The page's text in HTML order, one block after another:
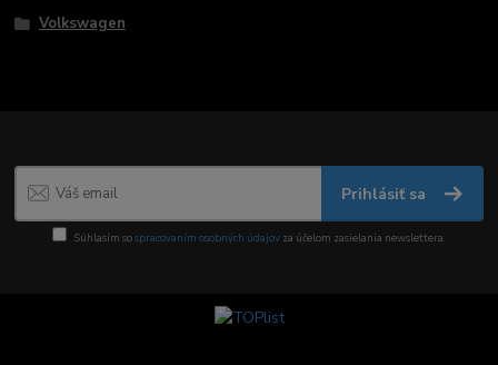
Volkswagen
Prihlásiť sa
Súhlasím sospracovaním osobných údajov za účelom zasielania newslettera.